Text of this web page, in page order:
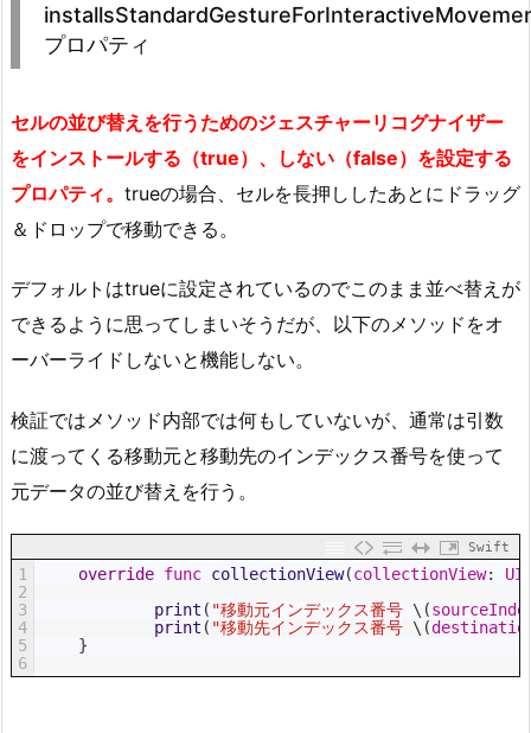
プロパティ
セルの並び替えを行うためのジェスチャーリコグナイザー
をインストールする（true）、しない（false）を設定する
プロパティ。 trueの場合、セルを長押ししたあとにドラッグ
＆ドロップで移動できる。
デフォルトはtrueに設定されているのでこのまま並べ替えが
できるように思ってしまいそうだが、以下のメソッドをオ
ーバーライドしないと機能しない。
検証ではメソッド内部では何もしていないが、通常は引数
に渡ってくる移動元と移動先のインデックス番号を使って
元データの並び替えを行う。
Swift
1
2
3
4
5
6
override func collectionView(collectionView:
print ( "移動元インデックス番号 \ (
print ( "移動先インデックス番号 \ (
}